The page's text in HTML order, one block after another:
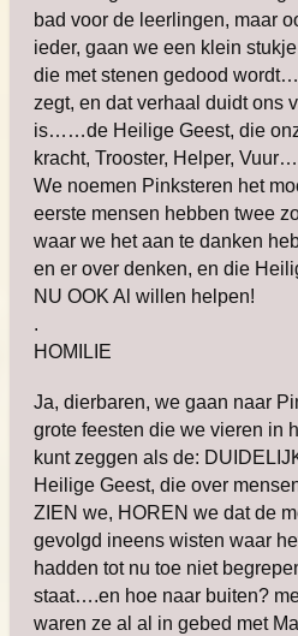
bad voor de leerlingen, maar
ieder, gaan we een klein
die met stenen gedood
zegt, en dat verhaal duidt ons
is……de Heilige Geest, die
kracht, Trooster, Helper,
We noemen Pinksteren het
eerste mensen hebben twee
waar we het aan te danken
en er over denken, en die
NU OOK Al willen helpen!
.
HOMILIE
Ja, dierbaren, we gaan naar
grote feesten die we vieren in
kunt zeggen als de:
Heilige Geest, die over
ZIEN we, HOREN we dat de
gevolgd ineens wisten waar
hadden tot nu toe niet
staat….en hoe naar buiten?
waren ze al al in gebed met